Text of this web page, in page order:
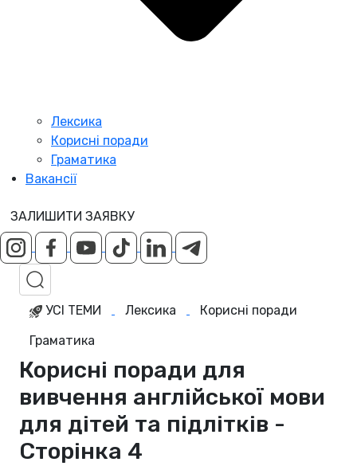
Лексика
Корисні поради
Граматика
Вакансії
ЗАЛИШИТИ ЗАЯВКУ
УСІ ТЕМИ Лексика
Корисні поради
Граматика
Корисні поради для
вивчення англійської мови
для дітей та підлітків -
Сторінка 4